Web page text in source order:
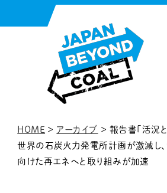
容
HOME > アーカイブ > 報告書「活況
世界の石炭火力発電所計画が激減し
向けた再エネへと取り組みが加速